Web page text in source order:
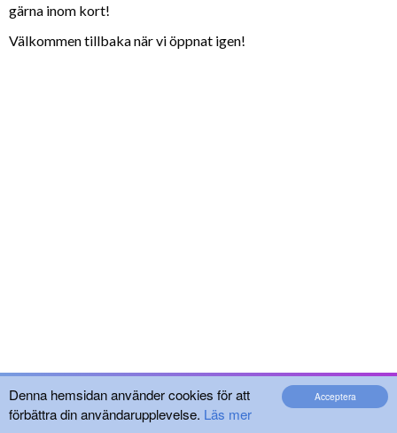
Acceptera
Denna hemsidan använder cookies för att
förbättra din användarupplevelse. Läs mer
gärna inom kort!
Välkommen tillbaka när vi öppnat igen!